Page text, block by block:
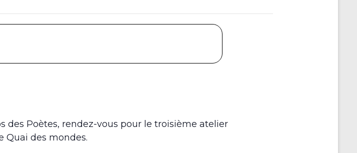
des Poètes, rendez-vous pour le troisième atelier
Quai des mondes.